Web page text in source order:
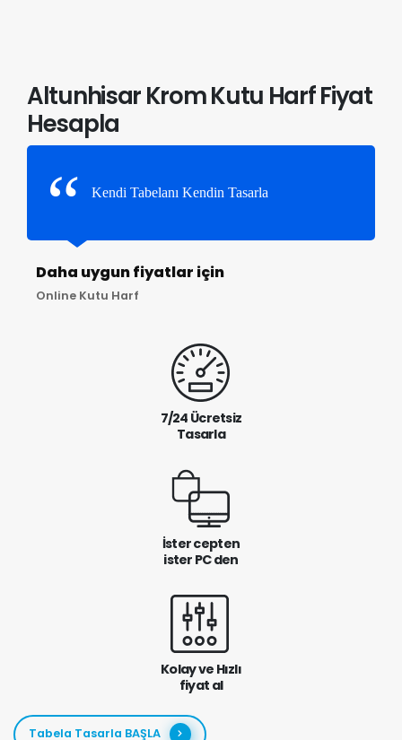
Altunhisar Krom Kutu Harf Fiyat
Hesapla
Kendi Tabelanı Kendin Tasarla
Daha uygun fiyatlar için
Online Kutu Harf
7/24 Ücretsiz
Tasarla
İster cepten
ister PC den
Kolay ve Hızlı
fiyat al
Tabela Tasarla BAŞLA